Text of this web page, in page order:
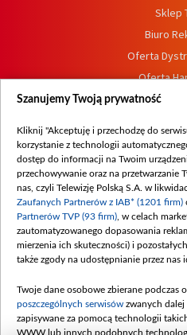
Sklep
Biuro
Oferta
Oferta
Procedura
Szanujemy Twoją prywatność
Kliknij "Akceptuję i przechodzę do
korzystanie z technologii
dostęp do informacji na Twoim
przechowywanie oraz na przetwarzanie
nas, czyli Telewizję Polską S.A. w
Zaufanych Partnerów z IAB* (1201 firm)
Partnerów TVP (93 firm) , w celach
zautomatyzowanego dopasowania
mierzenia ich skuteczności) i
także zgody na udostępnianie przez nas
Twoje dane osobowe zbierane podczas
poszczególnych serwisów zwanych dalej
zapisywane za pomocą technologii
WWW lub innych podobnych